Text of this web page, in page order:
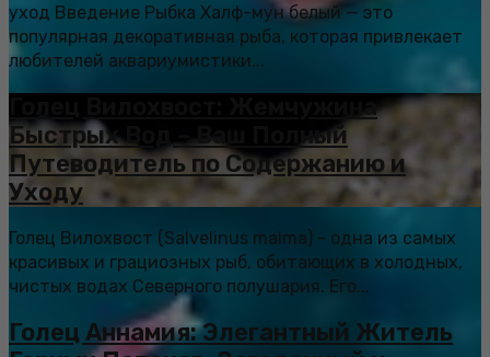
уход Введение Рыбка Халф-мун белый — это
популярная декоративная рыба, которая привлекает
любителей аквариумистики...
Голец Вилохвост: Жемчужина
Быстрых Вод – Ваш Полный
Путеводитель по Содержанию и
Уходу
Голец Вилохвост (Salvelinus malma) - одна из самых
красивых и грациозных рыб, обитающих в холодных,
чистых водах Северного полушария. Его...
Голец Аннамия: Элегантный Житель